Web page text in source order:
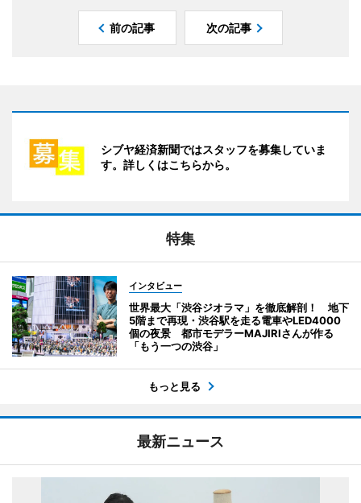
前の記事 次の記事
シブヤ経済新聞ではスタッフを募集していま
す。詳しくはこちらから。
特集
インタビュー
世界最大「渋谷ジオラマ」を徹底解剖！ 地下
5階まで再現・渋谷駅を走る電車やLED4000
個の夜景 都市モデラーMAJIRIさんが作る
「もう一つの渋谷」
もっと見る
最新ニュース